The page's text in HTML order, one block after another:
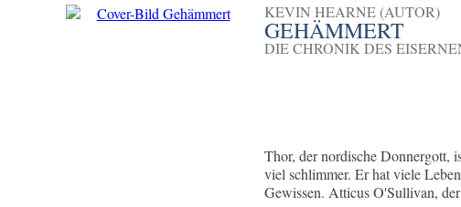
KEVIN HEARNE (AUTOR)
GEHÄMMERT
DIE CHRONIK DES
Thor, der nordische Donnergott,
viel schlimmer. Er hat viele
Gewissen. Atticus O'Sullivan,